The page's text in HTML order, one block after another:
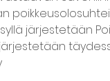
järjestetään